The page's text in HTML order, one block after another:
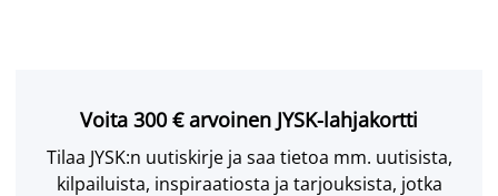
Voita 300 € arvoinen JYSK-lahjakortti
Tilaa JYSK:n uutiskirje ja saa tietoa mm. uutisista,
kilpailuista, inspiraatiosta ja tarjouksista, jotka